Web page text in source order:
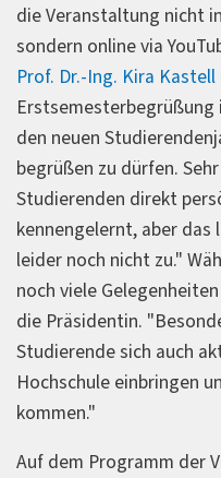
die Veranstaltung nicht
sondern online via
Prof. Dr.-Ing. Kira Kastell
den neuen
begrüßen zu dürfen.
Studierenden direkt
kennengelernt, aber das
leider noch nicht zu."
noch viele
die Präsidentin.
Studierende sich auch
Hochschule einbringen
kommen."
Auf dem Programm der